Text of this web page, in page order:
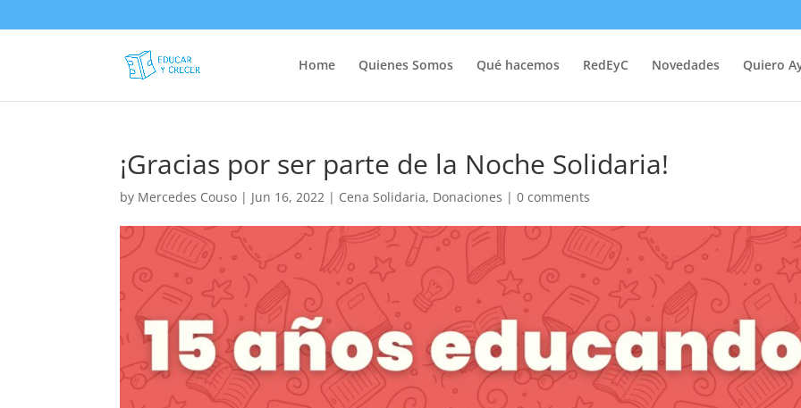
Home Quienes Somos Qué hacemos RedEyC Novedades Quiero
¡Gracias por ser parte de la Noche Solidaria!
by Mercedes Couso | Jun 16, 2022 | Cena Solidaria, Donaciones |0 comments